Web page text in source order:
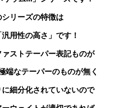
シリーズの特徴は
用性の高さ」です！
ストテーパー表記ものが
端なテーパーのものが無く
細分化されていないので